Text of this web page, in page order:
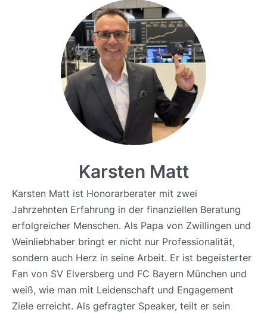
Karsten Matt
Karsten Matt ist Honorarberater mit zwei
Jahrzehnten Erfahrung in der finanziellen Beratung
erfolgreicher Menschen. Als Papa von Zwillingen und
Weinliebhaber bringt er nicht nur Professionalität,
sondern auch Herz in seine Arbeit. Er ist begeisterter
Fan von SV Elversberg und FC Bayern München und
weiß, wie man mit Leidenschaft und Engagement
Ziele erreicht. Als gefragter Speaker, teilt er sein